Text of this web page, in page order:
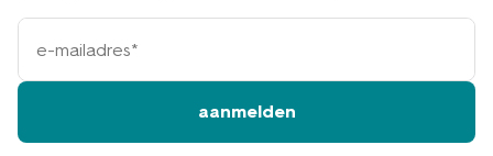
e-
mailadres
aanmelden